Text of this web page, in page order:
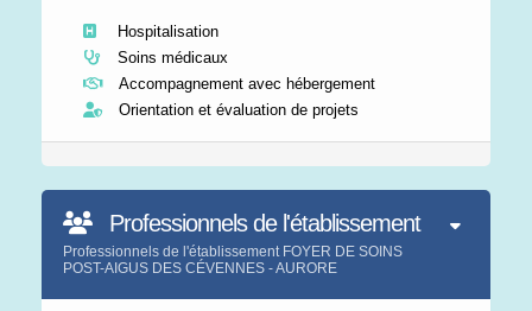
Hospitalisation
Soins médicaux
Accompagnement avec hébergement
Orientation et évaluation de projets
Professionnels de l'établissement
Professionnels de l'établissement FOYER DE SOINS
POST-AIGUS DES CÉVENNES - AURORE